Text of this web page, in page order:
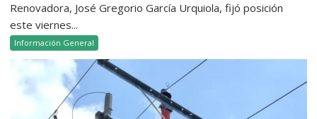
Renovadora, José Gregorio García Urquiola, fijó posición
este viernes...
Información General